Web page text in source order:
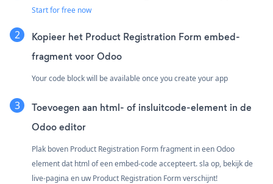
Start for free now
Kopieer het Product Registration Form embed-
fragment voor Odoo
Your code block will be available once you create your app
Toevoegen aan html- of insluitcode-element in de
Odoo editor
Plak boven Product Registration Form fragment in een Odoo
element dat html of een embed-code accepteert. sla op, bekijk de
live-pagina en uw Product Registration Form verschijnt!